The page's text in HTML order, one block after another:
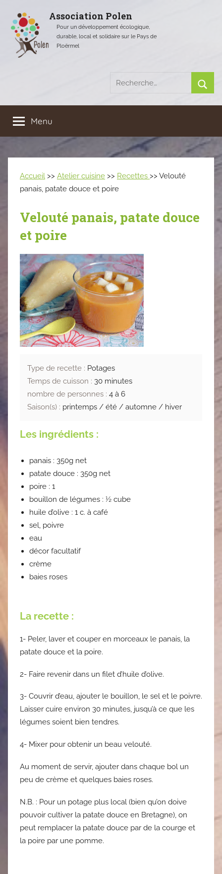
contenu
Association Polen
Pour un développement écologique,
durable, local et solidaire sur le Pays de
Ploërmel
Recherche
:
Menu
Accueil >> Atelier cuisine >> Recettes >> Velouté
panais, patate douce et poire
Velouté panais, patate douce
et poire
Type de recette : Potages
Temps de cuisson : 30 minutes
nombre de personnes : 4 à 6
Saison(s) : printemps / été / automne / hiver
Les ingrédients :
panais : 350g net
patate douce : 350g net
poire : 1
bouillon de légumes : ½ cube
huile d’olive : 1 c. à café
sel, poivre
eau
décor facultatif
crème
baies roses
La recette :
1- Peler, laver et couper en morceaux le panais, la
patate douce et la poire.
2- Faire revenir dans un filet d’huile d’olive.
3- Couvrir d’eau, ajouter le bouillon, le sel et le poivre.
Laisser cuire environ 30 minutes, jusqu’à ce que les
légumes soient bien tendres.
4- Mixer pour obtenir un beau velouté.
Au moment de servir, ajouter dans chaque bol un
peu de crème et quelques baies roses.
N.B. : Pour un potage plus local (bien qu’on doive
pouvoir cultiver la patate douce en Bretagne), on
peut remplacer la patate douce par de la courge et
la poire par une pomme.